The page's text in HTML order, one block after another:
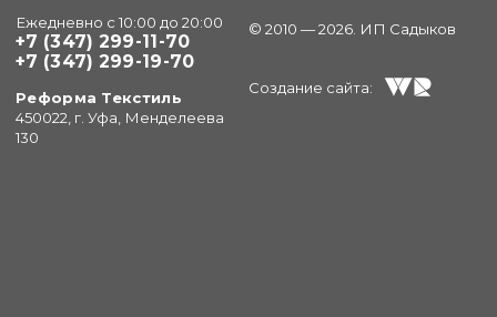
Ежедневно с 10:00 до 20:00
+7 (347) 299-11-70
+7 (347) 299-19-70
Реформа Текстиль
450022, г. Уфа, Менделеева
130
© 2010 — 2026. ИП Садыков
Создание сайта: